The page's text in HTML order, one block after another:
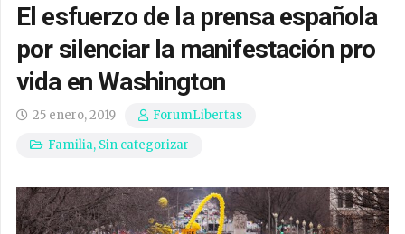
El esfuerzo de la prensa española
por silenciar la manifestación pro
vida en Washington
25 enero, 2019
ForumLibertas
Familia, Sin categorizar